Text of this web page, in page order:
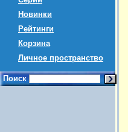
Новинки
Рейтинги
Корзина
Личное пространство
Поиск